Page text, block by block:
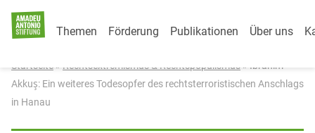
Weiter zum InhaltCategory Menu
Themen Förderung Publikationen Über uns
Startseite» Rechtsextremismus & Rechtspopulismus» Ibrahim
Akkuş: Ein weiteres Todesopfer des rechtsterroristischen Anschlags
in Hanau